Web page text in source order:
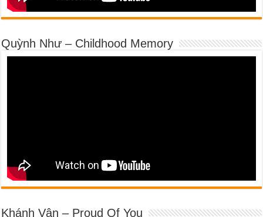
Quỳnh Như – Childhood Memory
Khánh Vân – Proud Of You